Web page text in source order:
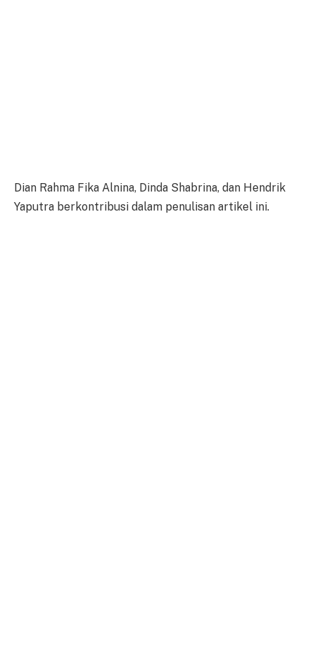
Dian Rahma Fika Alnina, Dinda Shabrina, dan Hendrik
Yaputra berkontribusi dalam penulisan artikel ini.